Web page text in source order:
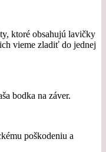
ktoré obsahujú lavičky
vieme zladiť do jednej
bodka na záver.
poškodeniu a